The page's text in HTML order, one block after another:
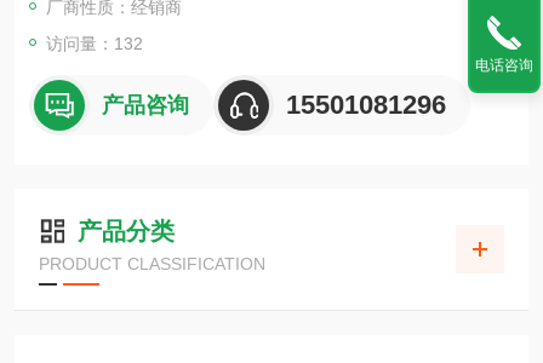
厂商性质：经销商
访问量：132
产品咨询 15501081296
产品分类
PRODUCT CLASSIFICATION
电话咨询